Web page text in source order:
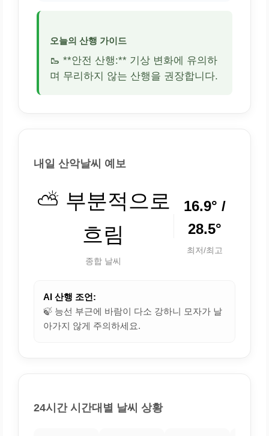
오늘의 산행 가이드
🥾 **안전 산행:** 기상 변화에 유의하
며 무리하지 않는 산행을 권장합니다.
내일 산악날씨 예보
⛅ 부분적으로
흐림
종합 날씨
16.9° /
28.5°
최저/최고
AI 산행 조언:
🍃 능선 부근에 바람이 다소 강하니 모자가 날
아가지 않게 주의하세요.
24시간 시간대별 날씨 상황